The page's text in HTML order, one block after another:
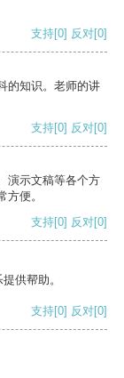
支持[0] 反对[0]
的知识。老师的讲
支持[0] 反对[0]
演示文稿等各个方
便。
支持[0] 反对[0]
供帮助。
支持[0] 反对[0]